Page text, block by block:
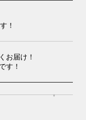
！
お届け！
す！